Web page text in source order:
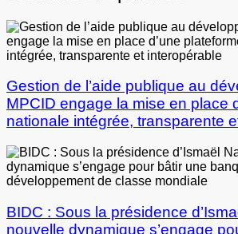
Gestion de l’aide publique au
MPCID engage la mise en place
nationale intégrée, transparente
BIDC : Sous la présidence
nouvelle dynamique s’engage